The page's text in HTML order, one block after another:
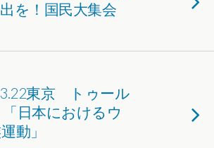
を！国民大集会
3.22東京 トゥール
日本におけるウ
動」